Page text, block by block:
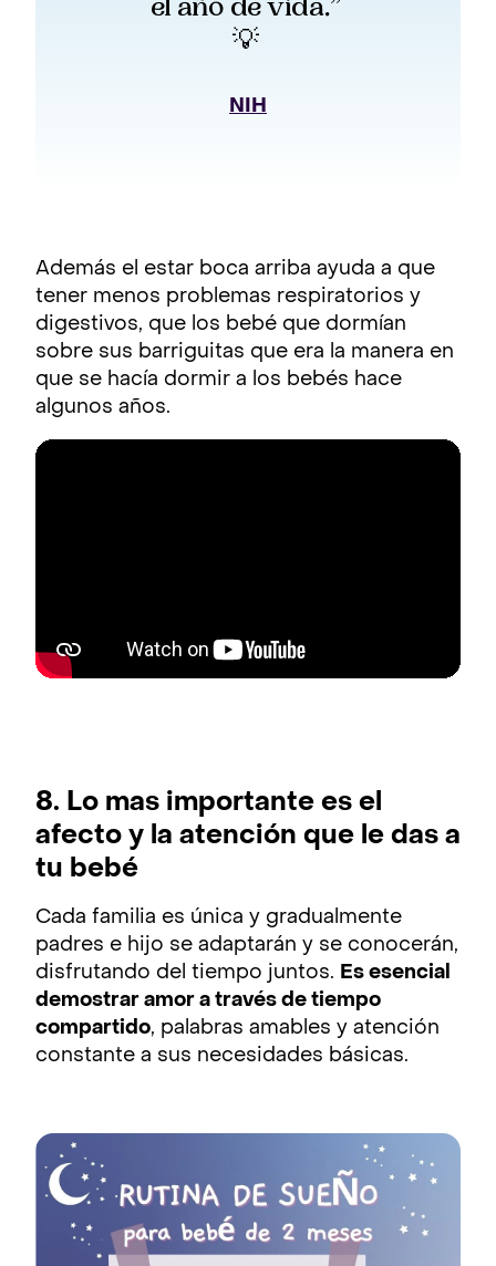
el año de vida.”
💡
NIH
Además el estar boca arriba ayuda a que
tener menos problemas respiratorios y
digestivos, que los bebé que dormían
sobre sus barriguitas que era la manera en
que se hacía dormir a los bebés hace
algunos años.
8. Lo mas importante es el
afecto y la atención que le das a
tu bebé
Cada familia es única y gradualmente
padres e hijo se adaptarán y se conocerán,
disfrutando del tiempo juntos. Es esencial
demostrar amor a través de tiempo
compartido, palabras amables y atención
constante a sus necesidades básicas.